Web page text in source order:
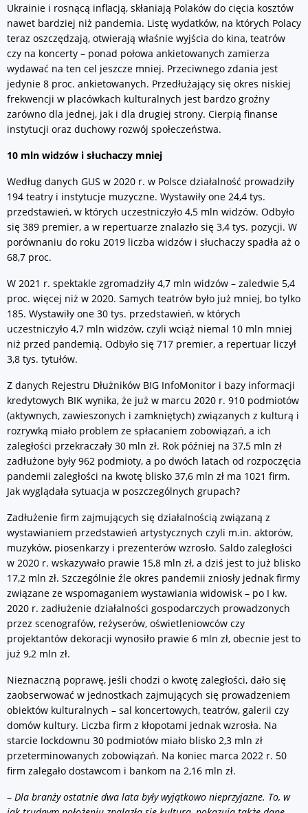
Ukrainie i rosnącą inflacją, skłaniają Polaków do cięcia kosztów
nawet bardziej niż pandemia. Listę wydatków, na których Polacy
teraz oszczędzają, otwierają właśnie wyjścia do kina, teatrów
czy na koncerty – ponad połowa ankietowanych zamierza
wydawać na ten cel jeszcze mniej. Przeciwnego zdania jest
jedynie 8 proc. ankietowanych. Przedłużający się okres niskiej
frekwencji w placówkach kulturalnych jest bardzo groźny
zarówno dla jednej, jak i dla drugiej strony. Cierpią finanse
instytucji oraz duchowy rozwój społeczeństwa.
10 mln widzów i słuchaczy mniej
Według danych GUS w 2020 r. w Polsce działalność prowadziły
194 teatry i instytucje muzyczne. Wystawiły one 24,4 tys.
przedstawień, w których uczestniczyło 4,5 mln widzów. Odbyło
się 389 premier, a w repertuarze znalazło się 3,4 tys. pozycji. W
porównaniu do roku 2019 liczba widzów i słuchaczy spadła aż o
68,7 proc.
W 2021 r. spektakle zgromadziły 4,7 mln widzów – zaledwie 5,4
proc. więcej niż w 2020. Samych teatrów było już mniej, bo tylko
185. Wystawiły one 30 tys. przedstawień, w których
uczestniczyło 4,7 mln widzów, czyli wciąż niemal 10 mln mniej
niż przed pandemią. Odbyło się 717 premier, a repertuar liczył
3,8 tys. tytułów.
Z danych Rejestru Dłużników BIG InfoMonitor i bazy informacji
kredytowych BIK wynika, że już w marcu 2020 r. 910 podmiotów
(aktywnych, zawieszonych i zamkniętych) związanych z kulturą i
rozrywką miało problem ze spłacaniem zobowiązań, a ich
zaległości przekraczały 30 mln zł. Rok później na 37,5 mln zł
zadłużone były 962 podmioty, a po dwóch latach od rozpoczęcia
pandemii zaległości na kwotę blisko 37,6 mln zł ma 1021 firm.
Jak wyglądała sytuacja w poszczególnych grupach?
Zadłużenie firm zajmujących się działalnością związaną z
wystawianiem przedstawień artystycznych czyli m.in. aktorów,
muzyków, piosenkarzy i prezenterów wzrosło. Saldo zaległości
w 2020 r. wskazywało prawie 15,8 mln zł, a dziś jest to już blisko
17,2 mln zł. Szczególnie źle okres pandemii zniosły jednak firmy
związane ze wspomaganiem wystawiania widowisk – po I kw.
2020 r. zadłużenie działalności gospodarczych prowadzonych
przez scenografów, reżyserów, oświetleniowców czy
projektantów dekoracji wynosiło prawie 6 mln zł, obecnie jest to
już 9,2 mln zł.
Nieznaczną poprawę, jeśli chodzi o kwotę zaległości, dało się
zaobserwować w jednostkach zajmujących się prowadzeniem
obiektów kulturalnych – sal koncertowych, teatrów, galerii czy
domów kultury. Liczba firm z kłopotami jednak wzrosła. Na
starcie lockdownu 30 podmiotów miało blisko 2,3 mln zł
przeterminowanych zobowiązań. Na koniec marca 2022 r. 50
firm zalegało dostawcom i bankom na 2,16 mln zł.
– Dla branży ostatnie dwa lata były wyjątkowo nieprzyjazne. To, w